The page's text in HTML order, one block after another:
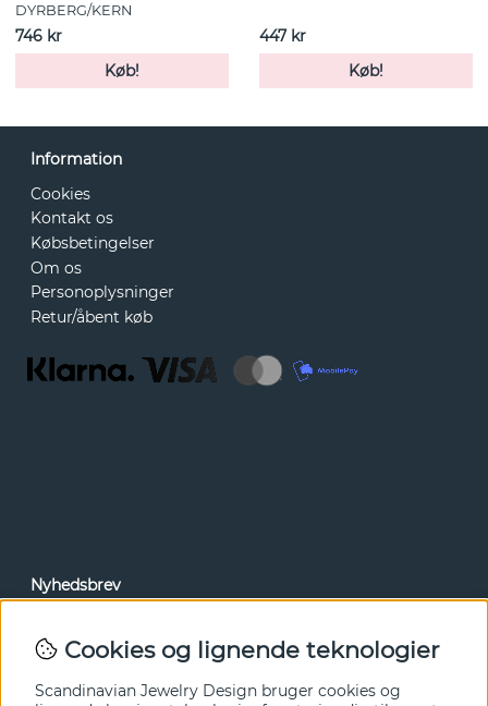
DYRBERG/KERN
746 kr
Køb!
447 kr
Køb!
Information
Cookies
Kontakt os
Købsbetingelser
Om os
Personoplysninger
Retur/åbent køb
Nyhedsbrev
tilbud før alle andre. Tilmeld dig herunder.
Ja tak!
Cookies og lignende teknologier
Scandinavian Jewelry Design bruger cookies og